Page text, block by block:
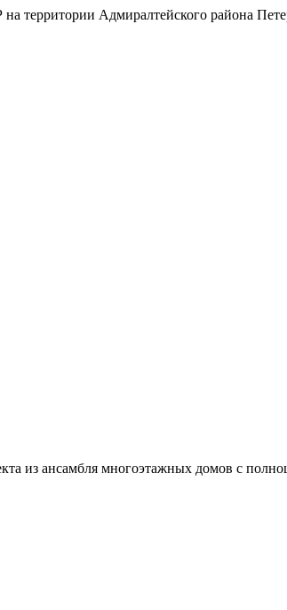
территории Адмиралтейского района
из ансамбля многоэтажных домов с